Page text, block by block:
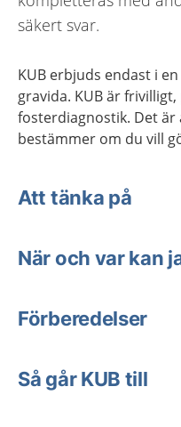
säkert svar.
KUB erbjuds endast i
gravida. KUB är
fosterdiagnostik. Det
bestämmer om du vill
Att tänka på
När och var kan
Förberedelser
Så går KUB till